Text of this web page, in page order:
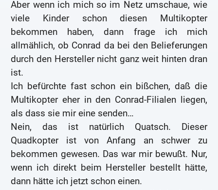
Aber wenn ich mich so im Netz umschaue, wie
viele Kinder schon diesen Multikopter
bekommen haben, dann frage ich mich
allmählich, ob Conrad da bei den Belieferungen
durch den Hersteller nicht ganz weit hinten dran
ist.
Ich befürchte fast schon ein bißchen, daß die
Multikopter eher in den Conrad-Filialen liegen,
als dass sie mir eine senden…
Nein, das ist natürlich Quatsch. Dieser
Quadkopter ist von Anfang an schwer zu
bekommen gewesen. Das war mir bewußt. Nur,
wenn ich direkt beim Hersteller bestellt hätte,
dann hätte ich jetzt schon einen.